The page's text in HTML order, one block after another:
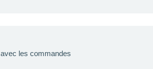
les commandes